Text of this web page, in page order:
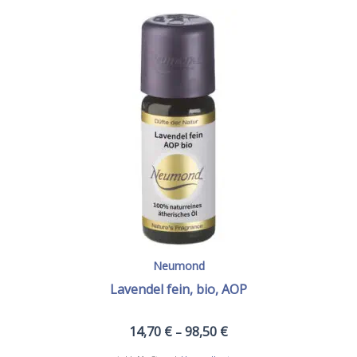
Neumond
Lavendel fein, bio, AOP
14,70 € – 98,50 €